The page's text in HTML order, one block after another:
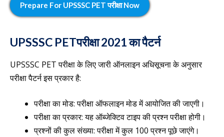
Prepare For UPSSSC PET परीक्षाNow
UPSSSC PETपरीक्षा 2021 का पैटर्न
UPSSSC PET परीक्षा के लिए जारी ऑनलाइन अधिसूचना के अनुसार
परीक्षा पैटर्न इस प्रकार है:
परीक्षा का मोड: परीक्षा ऑफलाइन मोड में आयोजित की जाएगी।
परीक्षा का प्रकार: यह ऑब्जेक्टिव टाइप की प्रश्न परीक्षा होगी।
प्रश्नों की कुल संख्या: परीक्षा में कुल 100 प्रश्न पूछे जाएंगे।